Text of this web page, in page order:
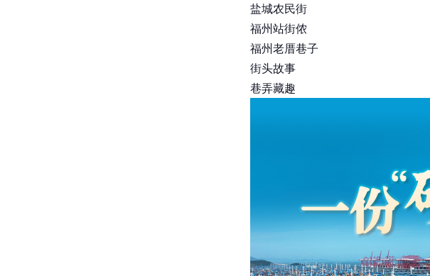
盐城农民街
福州站街侬
福州老厝巷子
街头故事
巷弄藏趣